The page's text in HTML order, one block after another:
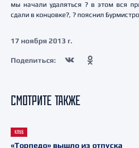
мы начали удаляться ? в этом вся
сдали в концовке?, ? пояснил
17 ноября 2013 г.
Поделиться:
СМОТРИТЕ ТАКЖЕ
КЛУБ
«Торпедо» вышло из отпуска